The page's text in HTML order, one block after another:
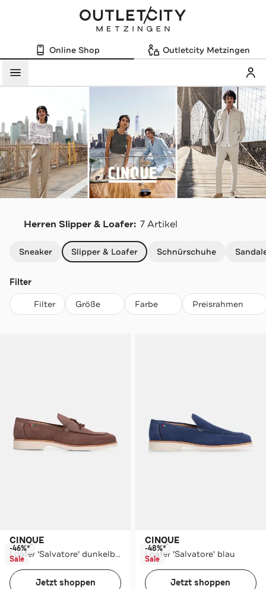
Online Shop Outletcity Metzingen
Menü
Herren Slipper & Loafer: 7 Artikel
Sneaker Slipper & Loafer Schnürschuhe
Filter
Filter Größe Farbe Preisrahmen
CINQUE
Loafer 'Salvatore' dunkelbraun
-46%*
Sale
Jetzt shoppen
CINQUE
Loafer 'Salvatore' blau
-48%*
Sale
Jetzt shoppen